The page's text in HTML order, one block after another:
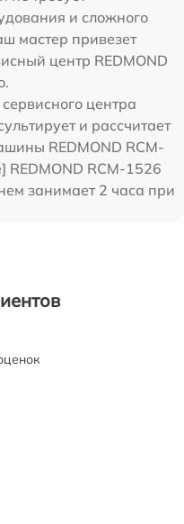
и сложного
мастер привезет
центр REDMOND
центра
и рассчитает
REDMOND RCM-
REDMOND RCM-1526
занимает 2 часа при